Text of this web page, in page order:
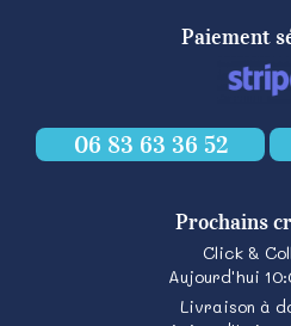
Paiement
06 83 63 36 52
Prochains
Click &
Aujourd'hui
Livraison à